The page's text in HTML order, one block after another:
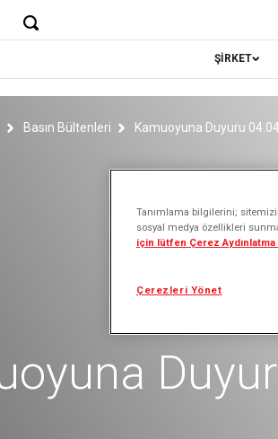
ŞİRKET
Basın Bültenleri Kamuoyuna Duyuru
Tanımlama bilgilerini;
sosyal medya özellikleri
için lütfen Çerez
Çerezleri Yönet